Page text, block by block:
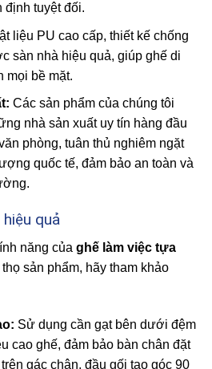
định tuyệt đối.
liệu PU cao cấp, thiết kế chống
sàn nhà hiệu quả, giúp ghế di
mọi bề mặt.
Các sản phẩm của chúng tôi
nhà sản xuất uy tín hàng đầu
phòng, tuân thủ nghiêm ngặt
quốc tế, đảm bảo an toàn và
quả
năng của ghế làm việc tựa
sản phẩm, hãy tham khảo
Sử dụng cần gạt bên dưới đệm
cao ghế, đảm bảo bàn chân đặt
gác chân, đầu gối tạo góc 90